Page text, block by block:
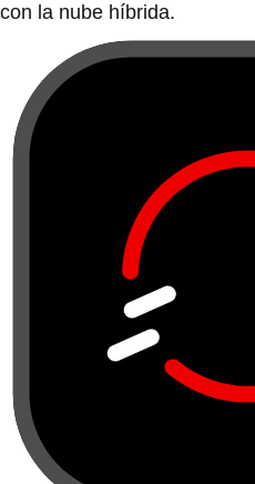
con la nube híbrida.